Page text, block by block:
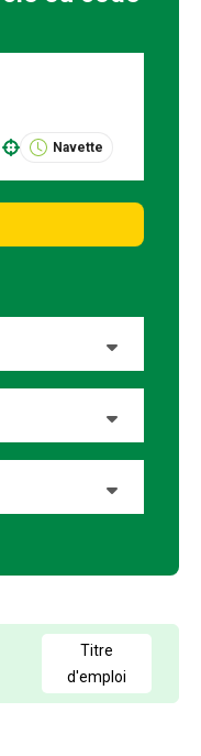
Navette
15
1
19
21
64
7
1
2
1
1
2
Titre
d'emploi